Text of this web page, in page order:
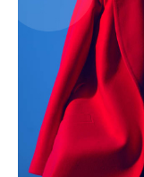
Company
About
Contact us